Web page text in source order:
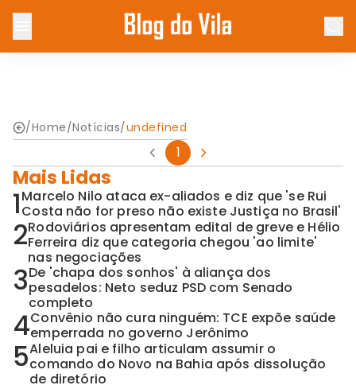
/Home/Notícias/undefined
1
Mais Lidas
1Marcelo Nilo ataca ex-aliados e diz que 'se Rui
Costa não for preso não existe Justiça no Brasil'
2Rodoviários apresentam edital de greve e Hélio
Ferreira diz que categoria chegou 'ao limite'
nas negociações
3De 'chapa dos sonhos' à aliança dos
pesadelos: Neto seduz PSD com Senado
completo
4Convênio não cura ninguém: TCE expõe saúde
emperrada no governo Jerônimo
5Aleluia pai e filho articulam assumir o
comando do Novo na Bahia após dissolução
de diretório